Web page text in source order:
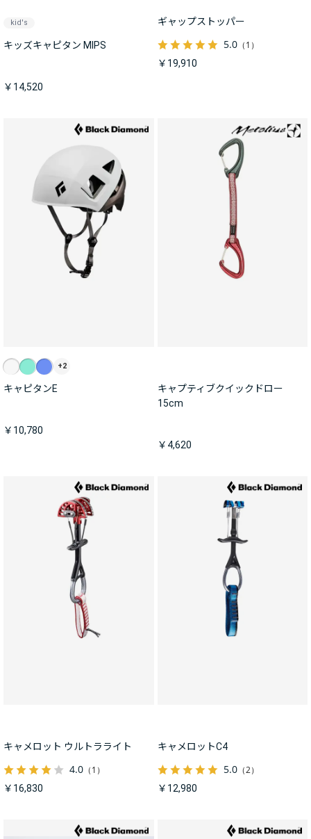
kid's
キッズキャピタン MIPS
￥14,520
ギャップストッパー
5.0（1）
￥19,910
+2
キャピタンE
￥10,780
キャプティブクイックドロー
15cm
￥4,620
キャメロット ウルトラライト
4.0 （1）
￥16,830
キャメロットC4
5.0（2）
￥12,980